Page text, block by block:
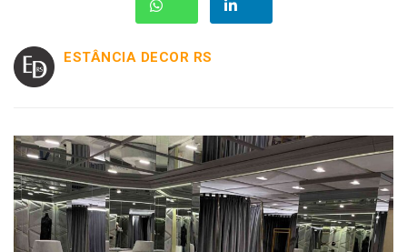
ESTÂNCIA DECOR RS